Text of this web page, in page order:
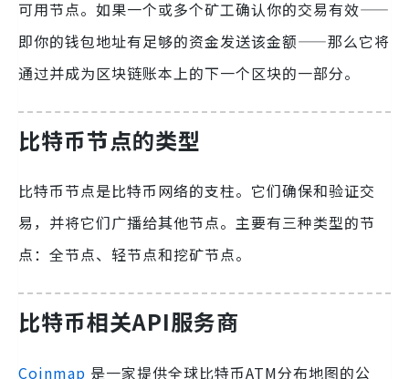
可用节点。如果一个或多个矿工确认你的交易有效——
即你的钱包地址有足够的资金发送该金额——那么它将
通过并成为区块链账本上的下一个区块的一部分。
比特币节点的类型
比特币节点是比特币网络的支柱。它们确保和验证交
易，并将它们广播给其他节点。主要有三种类型的节
点：全节点、轻节点和挖矿节点。
比特币相关API服务商
Coinmap 是一家提供全球比特币ATM分布地图的公